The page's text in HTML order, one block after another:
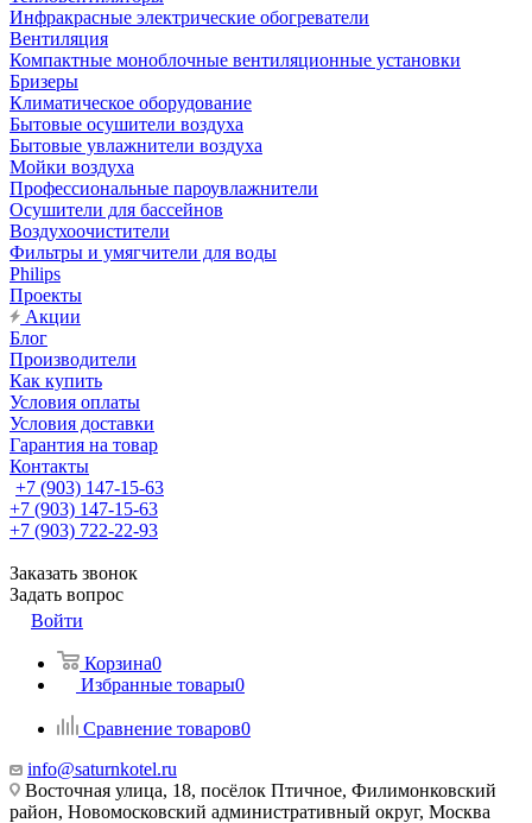
Инфракрасные электрические обогреватели
Вентиляция
Компактные моноблочные вентиляционные установки
Бризеры
Климатическое оборудование
Бытовые осушители воздуха
Бытовые увлажнители воздуха
Мойки воздуха
Профессиональные пароувлажнители
Осушители для бассейнов
Воздухоочистители
Фильтры и умягчители для воды
Philips
Проекты
Акции
Блог
Производители
Как купить
Условия оплаты
Условия доставки
Гарантия на товар
Контакты
+7 (903) 147-15-63
+7 (903) 147-15-63
+7 (903) 722-22-93
Заказать звонок
Задать вопрос
Войти
Корзина0
Избранные товары0
Сравнение товаров0
info@saturnkotel.ru
Восточная улица, 18, посёлок Птичное, Филимонковский
район, Новомосковский административный округ, Москва